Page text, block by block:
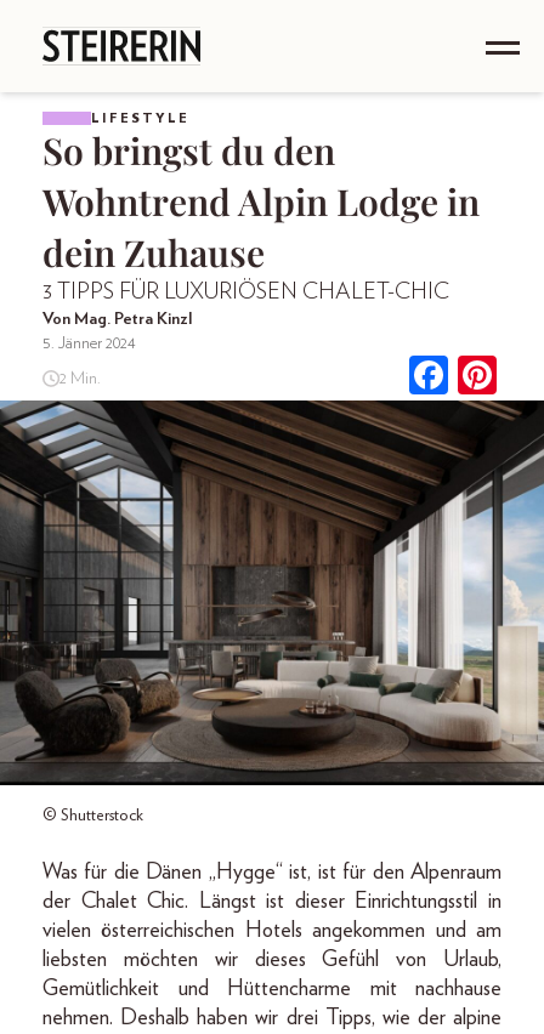
LIFESTYLE
So bringst du den
Wohntrend Alpin Lodge in
dein Zuhause
3 TIPPS FÜR LUXURIÖSEN CHALET-CHIC
Von Mag. Petra Kinzl
5. Jänner 2024
2 Min.
© Shutterstock
Was für die Dänen „Hygge“ ist, ist für den Alpenraum
der Chalet Chic. Längst ist dieser Einrichtungsstil in
vielen österreichischen Hotels angekommen und am
liebsten möchten wir dieses Gefühl von Urlaub,
Gemütlichkeit und Hüttencharme mit nachhause
nehmen. Deshalb haben wir drei Tipps, wie der alpine